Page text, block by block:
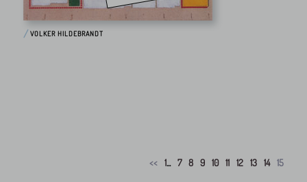
VOLKER HILDEBRANDT
<< 1... 7 8 9 10 11 12 13 14 15